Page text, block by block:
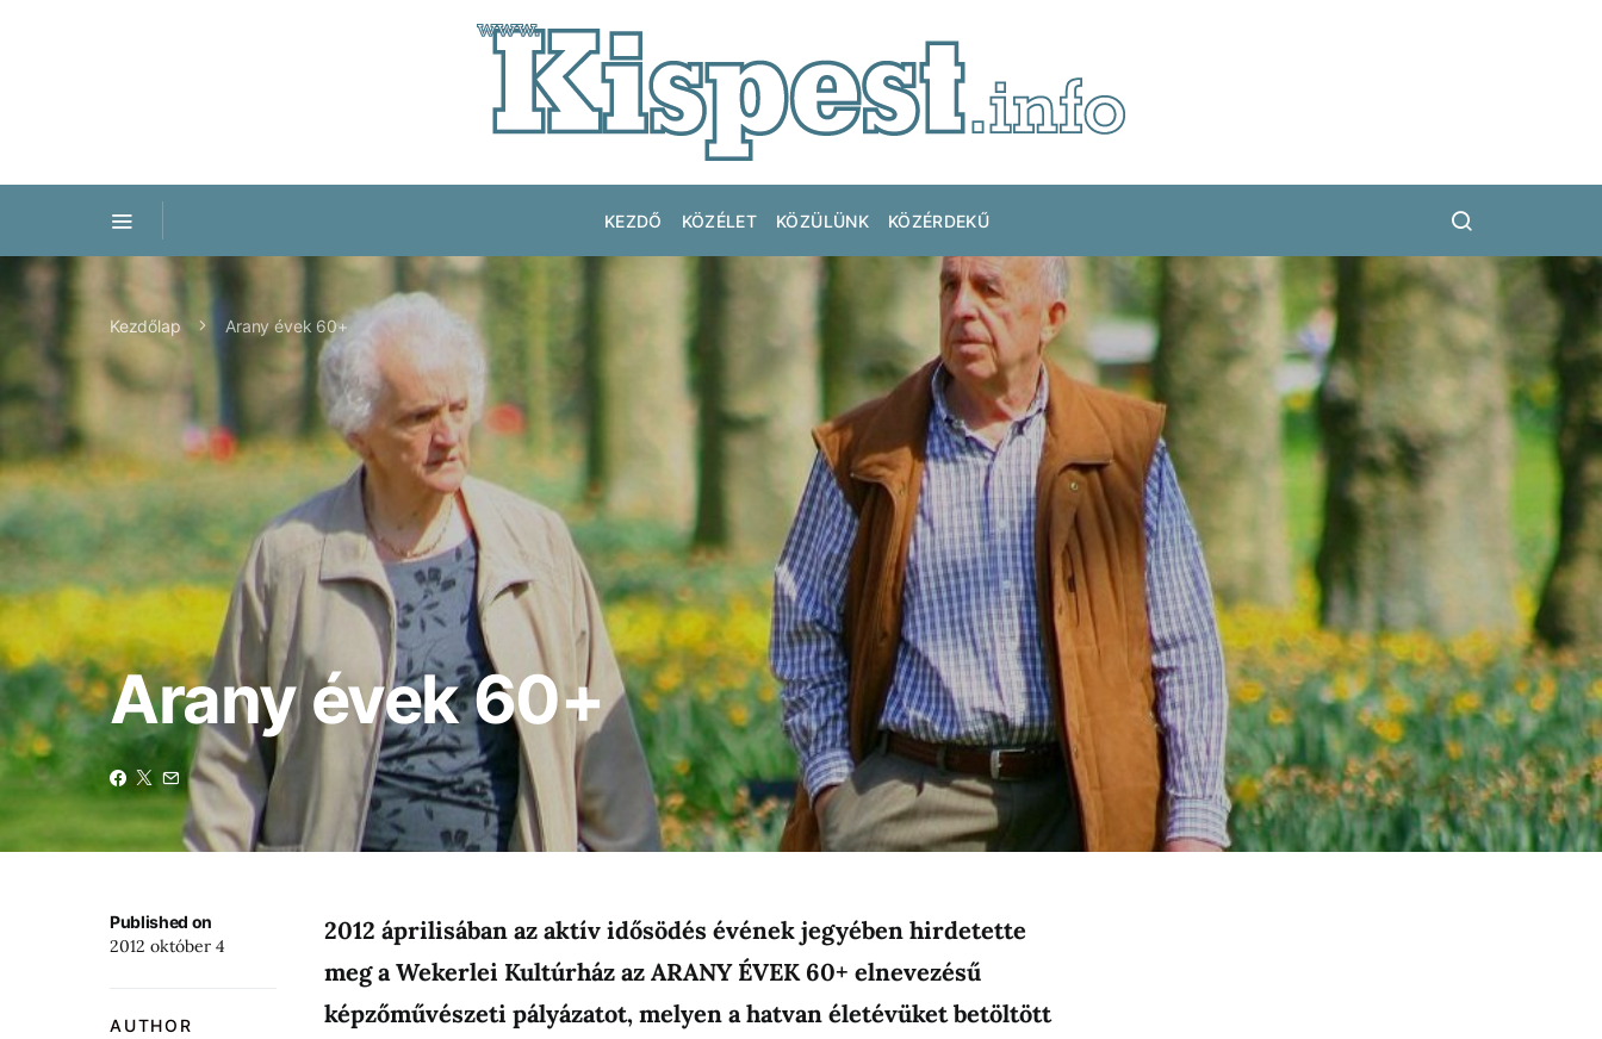
KEZDŐ KÖZÉLET KÖZÜLÜNK KÖZÉRDEKŰ
Kezdőlap Arany évek 60+
Arany évek 60+
Published on
2012 október 4
AUTHOR
2012 áprilisában az aktív idősödés évének jegyében hirdetette
meg a Wekerlei Kultúrház az ARANY ÉVEK 60+ elnevezésű
képzőművészeti pályázatot, melyen a hatvan életévüket betöltött